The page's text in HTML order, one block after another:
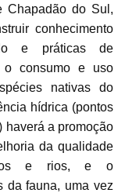
Chapadão do Sul,
conhecimento
e práticas de
o consumo e uso
nativas do
hídrica (pontos
haverá a promoção
da qualidade
e rios, e o
da fauna, uma vez